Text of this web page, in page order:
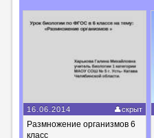
16.06.2014 скрыт
Размножение организмов 6
класс